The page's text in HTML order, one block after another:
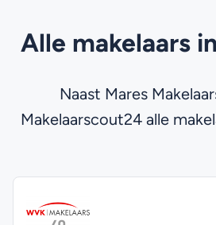
Alle makelaars
Naast Mares
Makelaarscout24 alle